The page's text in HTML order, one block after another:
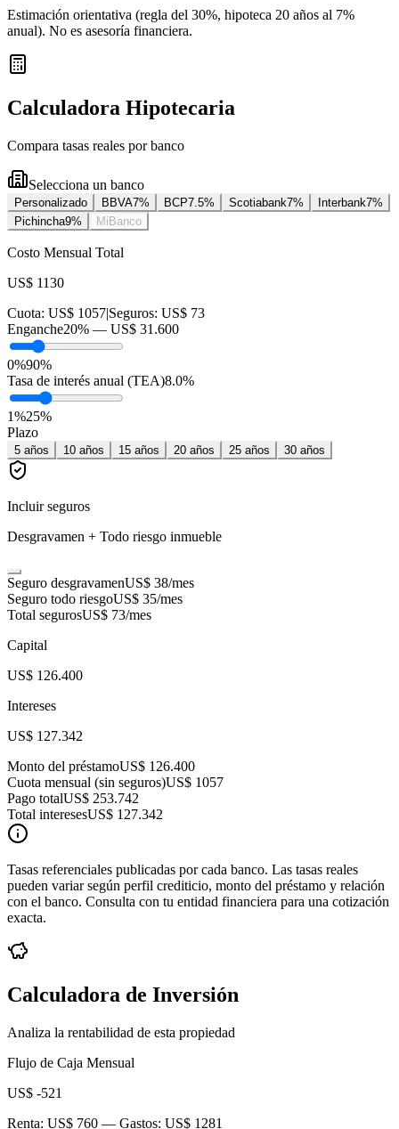
Estimación orientativa (regla del 30%, hipoteca 20 años al 7%
anual). No es asesoría financiera.
Calculadora Hipotecaria
Compara tasas reales por banco
Selecciona un banco
Personalizado BBVA7% BCP7.5% Scotiabank7% Interbank7%
Pichincha9% MiBanco
Costo Mensual Total
US$ 1130
Cuota: US$ 1057|Seguros: US$ 73
Enganche20% — US$ 31.600
0%90%
Tasa de interés anual (TEA)8.0%
1%25%
Plazo
5 años 10 años 15 años 20 años 25 años 30 años
Incluir seguros
Desgravamen + Todo riesgo inmueble
Seguro desgravamenUS$ 38/mes
Seguro todo riesgoUS$ 35/mes
Total segurosUS$ 73/mes
Capital
US$ 126.400
Intereses
US$ 127.342
Monto del préstamoUS$ 126.400
Cuota mensual (sin seguros)US$ 1057
Pago totalUS$ 253.742
Total interesesUS$ 127.342
Tasas referenciales publicadas por cada banco. Las tasas reales
pueden variar según perfil crediticio, monto del préstamo y relación
con el banco. Consulta con tu entidad financiera para una cotización
exacta.
Calculadora de Inversión
Analiza la rentabilidad de esta propiedad
Flujo de Caja Mensual
US$ -521
Renta: US$ 760 — Gastos: US$ 1281